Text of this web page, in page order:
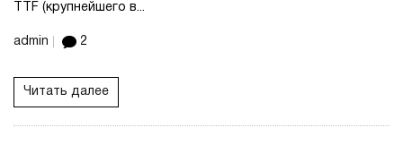
TTF (крупнейшего в...
admin 2
Читать далее